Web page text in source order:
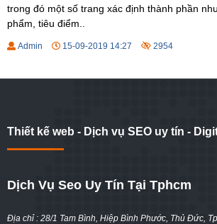
trong đó một số trang xác định thành phần
phẩm, tiêu điểm..
Admin 15-09-2019 14:27 2954
Thiết kế web - Dịch vụ SEO uy tín -
Dịch Vụ Seo Uy Tín Tại Tphcm
Địa chỉ : 28/1 Tam Bình, Hiệp Bình Phước, Thủ Đức,